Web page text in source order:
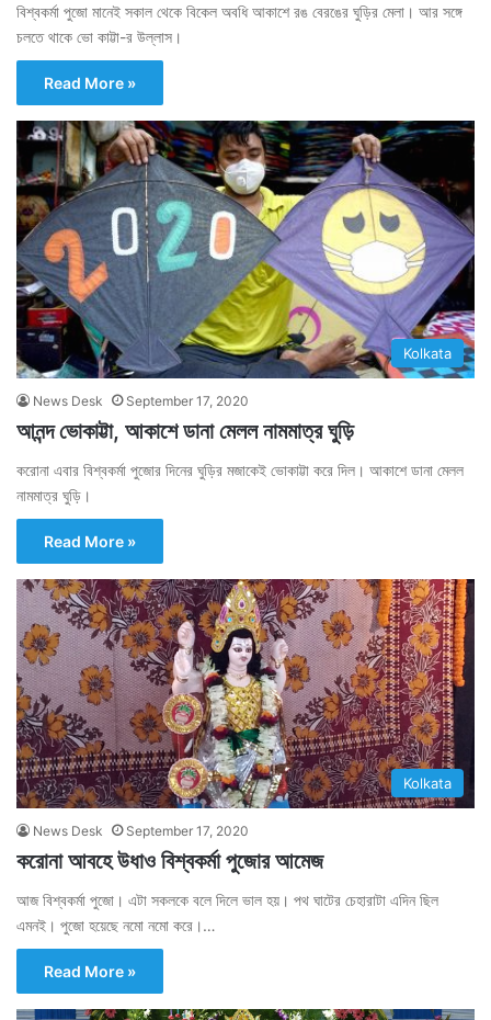
বিশ্বকর্মা পুজো মানেই সকাল থেকে বিকেল অবধি আকাশে রঙ বেরঙের ঘুড়ির মেলা। আর সঙ্গে
চলতে থাকে ভো কাট্টা-র উল্লাস।
Read More »
Kolkata
News Desk September 17, 2020
আনন্দ ভোকাট্টা, আকাশে ডানা মেলল নামমাত্র ঘুড়ি
করোনা এবার বিশ্বকর্মা পুজোর দিনের ঘুড়ির মজাকেই ভোকাট্টা করে দিল। আকাশে ডানা মেলল
নামমাত্র ঘুড়ি।
Read More »
Kolkata
News Desk September 17, 2020
করোনা আবহে উধাও বিশ্বকর্মা পুজোর আমেজ
আজ বিশ্বকর্মা পুজো। এটা সকলকে বলে দিলে ভাল হয়। পথ ঘাটের চেহারাটা এদিন ছিল
এমনই। পুজো হয়েছে নমো নমো করে।…
Read More »